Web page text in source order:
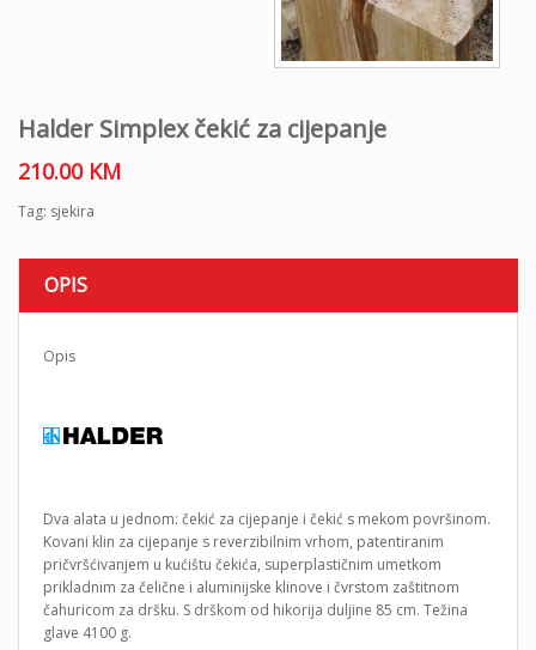
Halder Simplex čekić za cijepanje
210.00 KM
Tag: sjekira
OPIS
Opis
Dva alata u jednom: čekić za cijepanje i čekić s mekom površinom.
Kovani klin za cijepanje s reverzibilnim vrhom, patentiranim
pričvršćivanjem u kućištu čekića, superplastičnim umetkom
prikladnim za čelične i aluminijske klinove i čvrstom zaštitnom
čahuricom za dršku. S drškom od hikorija duljine 85 cm. Težina
glave 4100 g.